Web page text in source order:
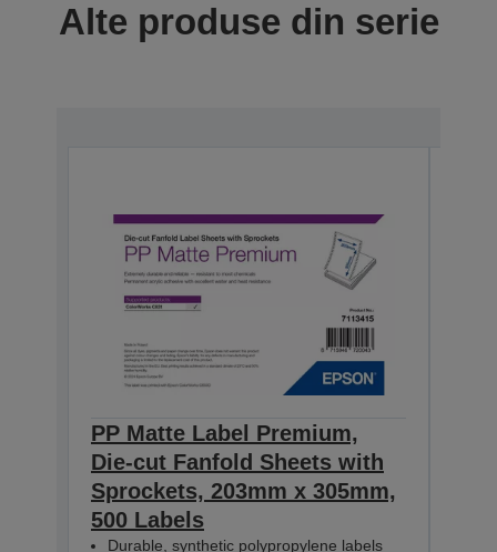
Alte produse din serie
PP Matte Label Premium,
Die-cut Fanfold Sheets with
Sprockets, 203mm x 305mm,
500 Labels
Durable, synthetic polypropylene labels